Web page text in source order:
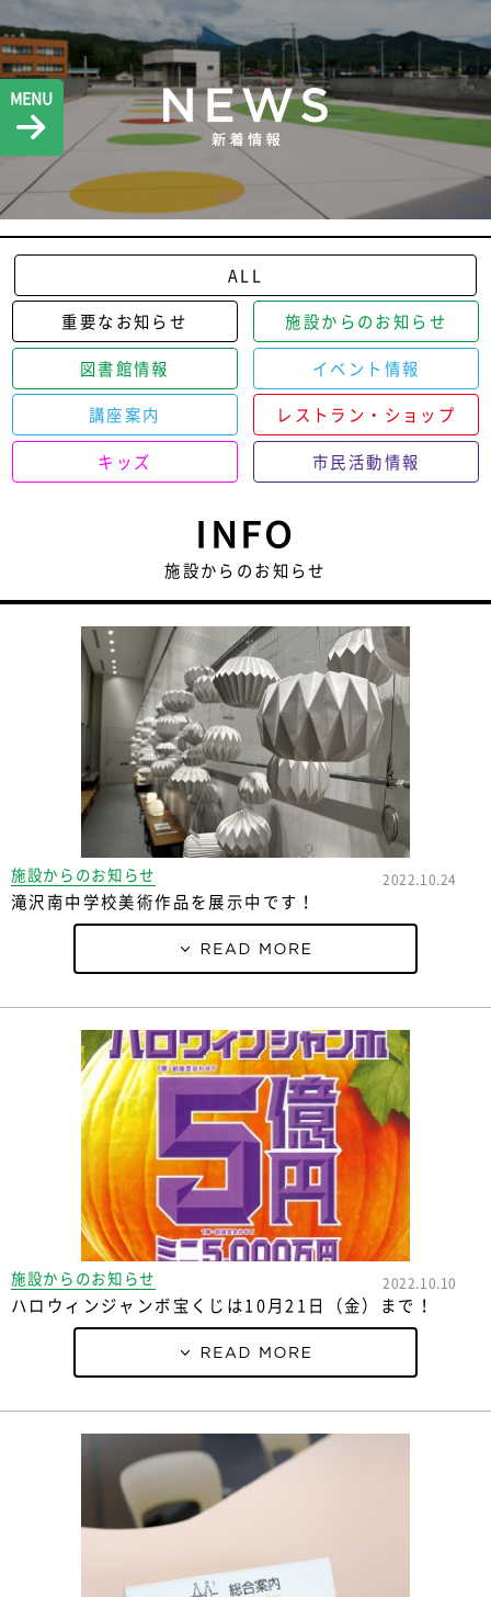
MENU
ALL
重要なお知らせ
施設からのお知らせ
図書館情報
イベント情報
講座案内
レストラン・ショップ
キッズ
市民活動情報
INFO
施設からのお知らせ
施設からのお知らせ 2022.10.24
滝沢南中学校美術作品を展示中です！
施設からのお知らせ 2022.10.10
ハロウィンジャンボ宝くじは10月21日（金）まで！